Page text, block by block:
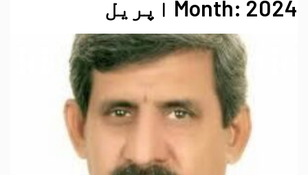
Month: 2024 اپریل